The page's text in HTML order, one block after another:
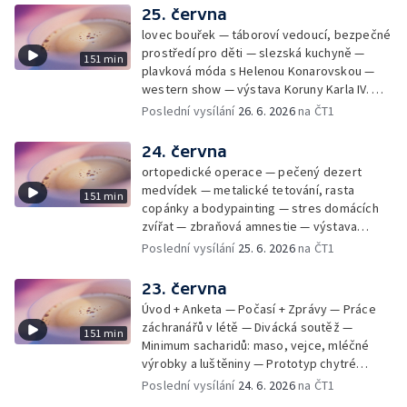
151 min
25. června
lovec bouřek — táboroví vedoucí, bezpečné
prostředí pro děti — slezská kuchyně —
plavková móda s Helenou Konarovskou —
western show — výstava Koruny Karla IV. —
mladý lezecký fenomén Josef Šindel
Poslední vysílání 26. 6. 2026na ČT1
151 min
24. června
ortopedické operace — pečený dezert
medvídek — metalické tetování, rasta
copánky a bodypainting — stres domácích
zvířat — zbraňová amnestie — výstava
mikrofotografií rostlin — fenomenální
Poslední vysílání 25. 6. 2026na ČT1
151 min
23. června
Úvod + Anketa — Počasí + Zprávy — Práce
záchranářů v létě — Divácká soutěž —
Minimum sacharidů: maso, vejce, mléčné
výrobky a luštěniny — Prototyp chytré
vložky do bot pro běžce — Anketa +
Poslední vysílání 24. 6. 2026na ČT1